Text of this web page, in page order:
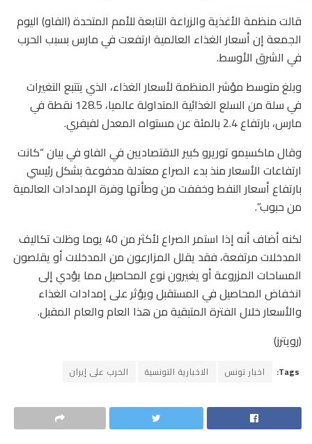
قالت منظمة ​الأغذية والزراعة التابعة للأمم ‌المتحدة (الفاو) ‌اليوم
الجمعة ‌إن أسعار الغذاء العالمية ارتفعت في مارس بسبب الحرب
في الشرق الأوسط.
وبلغ ⁠متوسط مؤشر المنظمة لأسعار الغذاء، الذي يتتبع ​التغيرات
في سلة من السلع الغذائية ⁠المتداولة عالميا، 128.5 نقطة في
مارس، ⁠بارتفاع 2.4 بالمئة عن مستواه المعدل لفيفري.
وقال ماكسيمو توريرو كبير الاقتصاديين في الفاو في بيان “كانت
ارتفاعات الأسعار ​منذ بدء الصراع معتدلة مدفوعة بشكل رئيسي
بارتفاع أسعار ‌النفط وخففت من وطأتها وفرة الإمدادات العالمية
⁠من حبوب”.
لكنه أضاف ‌أنه إذا استمر الصراع لأكثر من 40 يوما وظلت تكاليف
المدخلات مرتفعة، فقد يقلل المزارعون من المدخلات أو يقلصون
المساحات ‌المزروعة أو يغيرون ⁠نوع المحاصيل مما يؤدي إلى
انخفاض المحاصيل في المستقبل ‌ويؤثر على إمدادات الغذاء
والأسعار خلال الفترة المتبقية من ‌هذا ⁠العام والعام المقبل.
(رويترز)
Tags: اخبار تونس الاخبارية التونسية الحرب على إيران